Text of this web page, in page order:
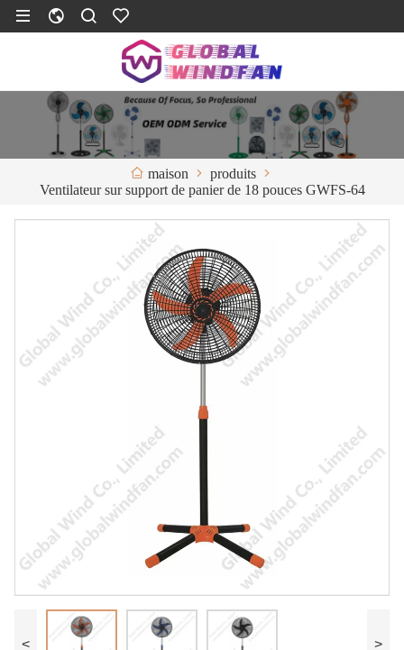
maison
produits
Ventilateur sur support de panier de 18 pouces GWFS-64
< >